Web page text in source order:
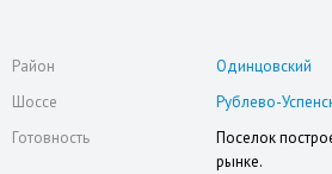
Район
Одинцовский
Шоссе
Рублево-
Готовность
Поселок
рынке.